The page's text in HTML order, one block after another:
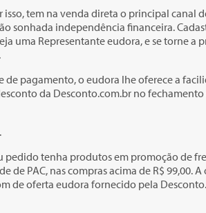
tem na venda direta o principal canal
sonhada independência financeira.
uma Representante eudora, e se torne a
pagamento, o eudora lhe oferece a
da Desconto.com.br no
pedido tenha produtos em promoção de
PAC, nas compras acima de R$ 99,00. A
de oferta eudora fornecido pela